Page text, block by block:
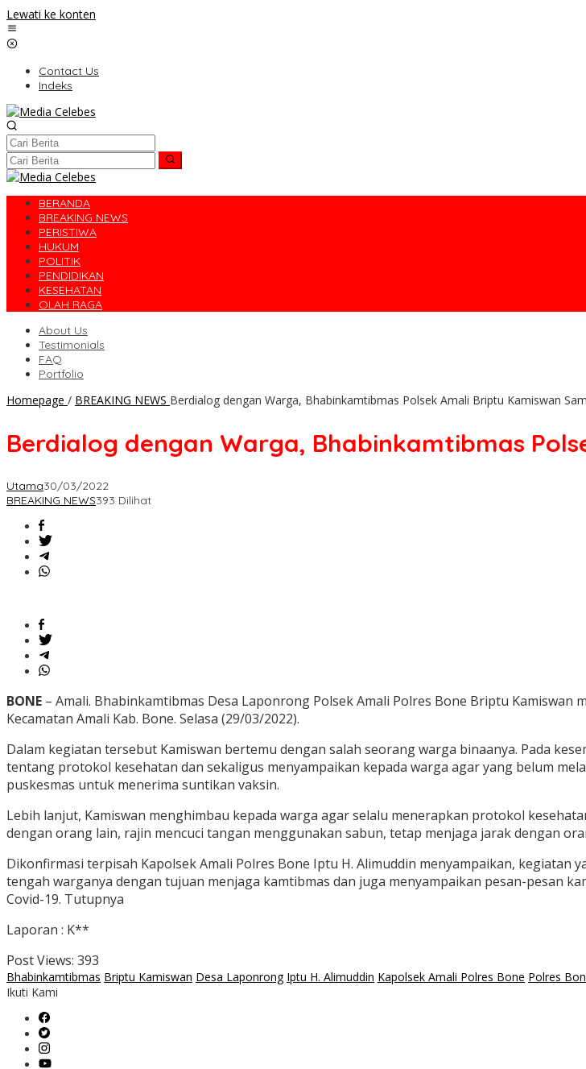
Lewati ke konten
Contact Us
Indeks
BERANDA
BREAKING NEWS
PERISTIWA
HUKUM
POLITIK
PENDIDIKAN
KESEHATAN
OLAH RAGA
About Us
Testimonials
FAQ
Portfolio
Homepage / BREAKING NEWS Berdialog dengan Warga, Bhabinkamtibmas Polsek Amali Briptu Kamiswan
Berdialog dengan Warga, Bhabinkamtibmas
Utama30/03/2022
BREAKING NEWS393 Dilihat
BONE – Amali. Bhabinkamtibmas Desa Laponrong Polsek Amali Polres Bone Briptu
Kecamatan Amali Kab. Bone. Selasa (29/03/2022).
Dalam kegiatan tersebut Kamiswan bertemu dengan salah seorang warga binaanya. Pada
tentang protokol kesehatan dan sekaligus menyampaikan kepada warga agar yang belum
puskesmas untuk menerima suntikan vaksin.
Lebih lanjut, Kamiswan menghimbau kepada warga agar selalu menerapkan protokol
dengan orang lain, rajin mencuci tangan menggunakan sabun, tetap menjaga jarak dengan
Dikonfirmasi terpisah Kapolsek Amali Polres Bone Iptu H. Alimuddin menyampaikan,
tengah warganya dengan tujuan menjaga kamtibmas dan juga menyampaikan pesan-pesan
Covid-19. Tutupnya
Laporan : K**
Post Views: 393
Bhabinkamtibmas Briptu Kamiswan Desa Laponrong Iptu H. Alimuddin Kapolsek Amali Polres Bone Polres
Ikuti Kami